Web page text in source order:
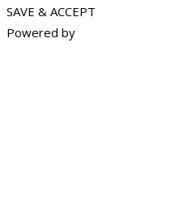
SAVE & ACCEPT
Powered by